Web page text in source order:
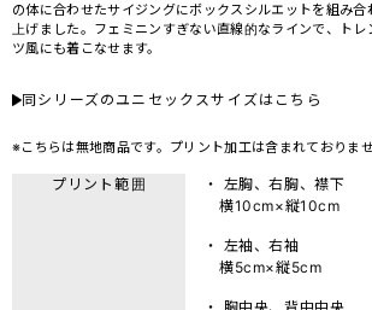
の体に合わせたサイジングにボックスシルエットを組み
上げました。フェミニンすぎない直線的なラインで、ト
ツ風にも着こなせます。
同シリーズのユニセックスサイズはこちら
※こちらは無地商品です。プリント加工は含まれておりませ
プリント範囲
・ 左胸、右胸、襟下
横10cm×縦10cm
・ 左袖、右袖
横5cm×縦5cm